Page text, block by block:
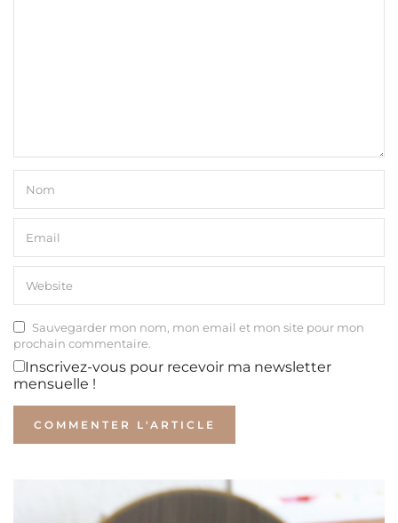
Sauvegarder mon nom, mon email et mon site pour mon
prochain commentaire.
Inscrivez-vous pour recevoir ma newsletter
mensuelle !